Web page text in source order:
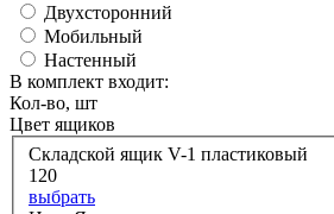
Двухсторонний
Мобильный
Настенный
В комплект входит:
Кол-во, шт
Цвет ящиков
Складской ящик V-1 пластиковый
120
выбрать